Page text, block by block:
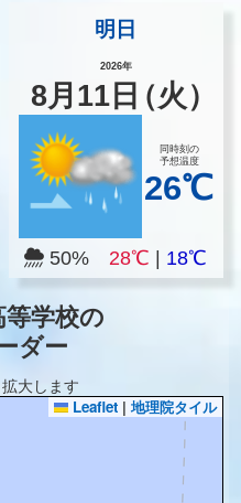
明日
2026年
8月 11日（火）
同時刻の
予想温度
26℃
50%28℃ 18℃
学校の
ダー
大します
Leaflet | 地理院タイル